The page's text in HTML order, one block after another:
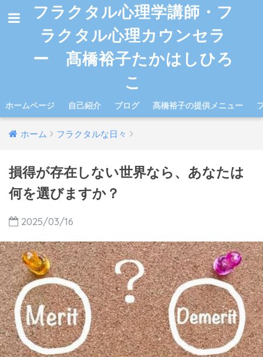
フラクタル心理学講師・フ
ラクタル心理カウンセラ
ー 髙橋裕子たかはしひろ
こ
ホームページ 自己紹介 ブログ 髙橋裕子の提供メニュー
ホーム フラクタルな日々
損得が存在しない世界なら、あなたは
何を選びますか？
2025/03/16